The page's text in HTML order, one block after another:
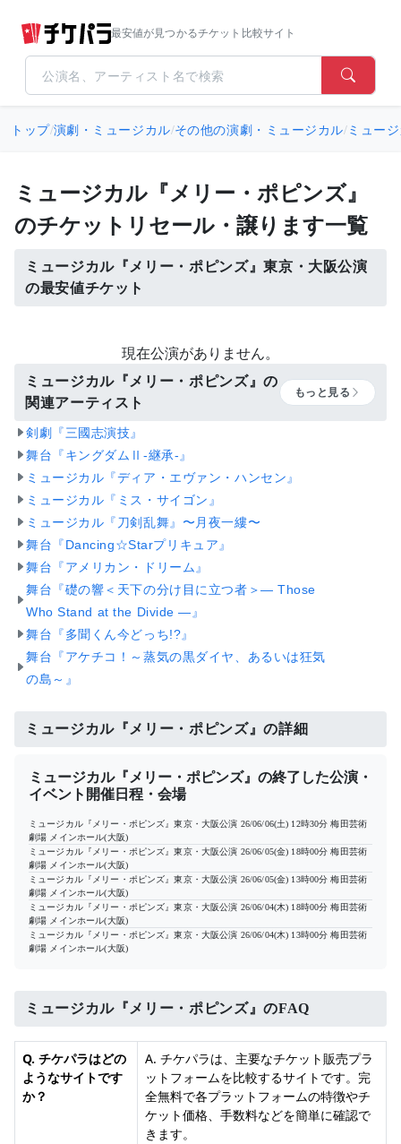
最安値が見つかるチケット比較サイト
トップ/演劇・ミュージカル/その他の演劇・ミュージカル/ ミュー
ミュージカル『メリー・ポピンズ』
のチケットリセール・譲ります一覧
ミュージカル『メリー・ポピンズ』東京・大阪公演
の最安値チケット
現在公演がありません。
ミュージカル『メリー・ポピンズ』の
関連アーティスト
もっと見る
剣劇『三國志演技』
舞台『キングダムⅡ-継承-』
ミュージカル『ディア・エヴァン・ハンセン』
ミュージカル『ミス・サイゴン』
ミュージカル『刀剣乱舞』〜月夜一縷〜
舞台『Dancing☆Starプリキュア』
舞台『アメリカン・ドリーム』
舞台『礎の響＜天下の分け目に立つ者＞― Those
Who Stand at the Divide ―』
舞台『多聞くん今どっち!?』
舞台『アケチコ！～蒸気の黒ダイヤ、あるいは狂気
の島～』
ミュージカル『メリー・ポピンズ』の詳細
ミュージカル『メリー・ポピンズ』の終了した公演・
イベント開催日程・会場
ミュージカル『メリー・ポピンズ』東京・大阪公演 26/06/06(土) 12時30分 梅田芸術
劇場 メインホール(大阪)
ミュージカル『メリー・ポピンズ』東京・大阪公演 26/06/05(金) 18時00分 梅田芸術
劇場 メインホール(大阪)
ミュージカル『メリー・ポピンズ』東京・大阪公演 26/06/05(金) 13時00分 梅田芸術
劇場 メインホール(大阪)
ミュージカル『メリー・ポピンズ』東京・大阪公演 26/06/04(木) 18時00分 梅田芸術
劇場 メインホール(大阪)
ミュージカル『メリー・ポピンズ』東京・大阪公演 26/06/04(木) 13時00分 梅田芸術
劇場 メインホール(大阪)
ミュージカル『メリー・ポピンズ』のFAQ
Q. チケパラはどの
ようなサイトです
か？
A. チケパラは、主要なチケット販売プラ
ットフォームを比較するサイトです。完
全無料で各プラットフォームの特徴やチ
ケット価格、手数料などを簡単に確認で
きます。